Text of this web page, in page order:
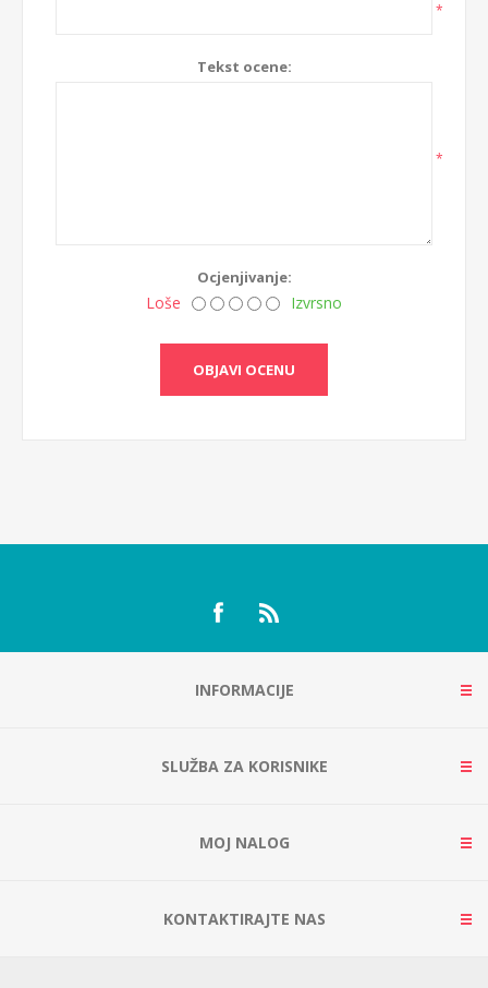
*
Tekst ocene:
*
Ocjenjivanje:
Loše Izvrsno
OBJAVI OCENU
INFORMACIJE
SLUŽBA ZA KORISNIKE
MOJ NALOG
KONTAKTIRAJTE NAS